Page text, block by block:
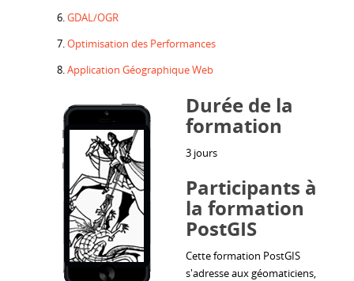
GDAL/OGR
Optimisation des Performances
Application Géographique Web
Durée de la
formation
3 jours
Participants à
la formation
PostGIS
Cette formation PostGIS
s'adresse aux géomaticiens,